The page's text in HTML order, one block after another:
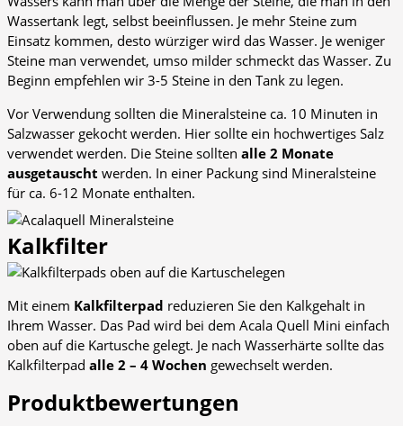
Wassertank legt, selbst beeinflussen. Je mehr Steine zum
Einsatz kommen, desto würziger wird das Wasser. Je weniger
Steine man verwendet, umso milder schmeckt das Wasser. Zu
Beginn empfehlen wir 3-5 Steine in den Tank zu legen.
Vor Verwendung sollten die Mineralsteine ca. 10 Minuten in
Salzwasser gekocht werden. Hier sollte ein hochwertiges Salz
verwendet werden. Die Steine sollten alle 2 Monate
ausgetauscht werden. In einer Packung sind Mineralsteine
für ca. 6-12 Monate enthalten.
Kalkfilter
Mit einem Kalkfilterpad reduzieren Sie den Kalkgehalt in
Ihrem Wasser. Das Pad wird bei dem Acala Quell Mini einfach
oben auf die Kartusche gelegt. Je nach Wasserhärte sollte das
Kalkfilterpad alle 2 – 4 Wochen gewechselt werden.
Produktbewertungen